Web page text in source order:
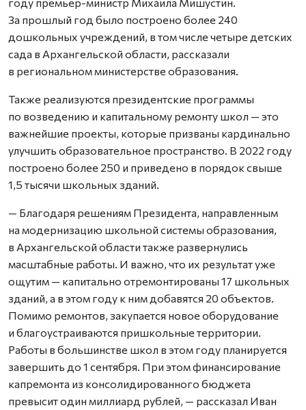
За прошлый год было построено более 240
дошкольных учреждений, в том числе четыре детских
сада в Архангельской области, рассказали
в региональном министерстве образования.
Также реализуются президентские программы
по возведению и капитальному ремонту школ — это
важнейшие проекты, которые призваны кардинально
улучшить образовательное пространство. В 2022 году
построено более 250 и приведено в порядок свыше
1,5 тысячи школьных зданий.
— Благодаря решениям Президента, направленным
на модернизацию школьной системы образования,
в Архангельской области также развернулись
масштабные работы. И важно, что их результат уже
ощутим — капитально отремонтированы 17 школьных
зданий, а в этом году к ним добавятся 20 объектов.
Помимо ремонтов, закупается новое оборудование
и благоустраиваются пришкольные территории.
Работы в большинстве школ в этом году планируется
завершить до 1 сентября. При этом финансирование
капремонта из консолидированного бюджета
превысит один миллиард рублей, — рассказал Иван